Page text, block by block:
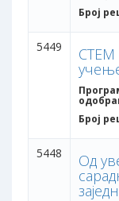
Број
5449 СТЕМ
Број
5448 Од